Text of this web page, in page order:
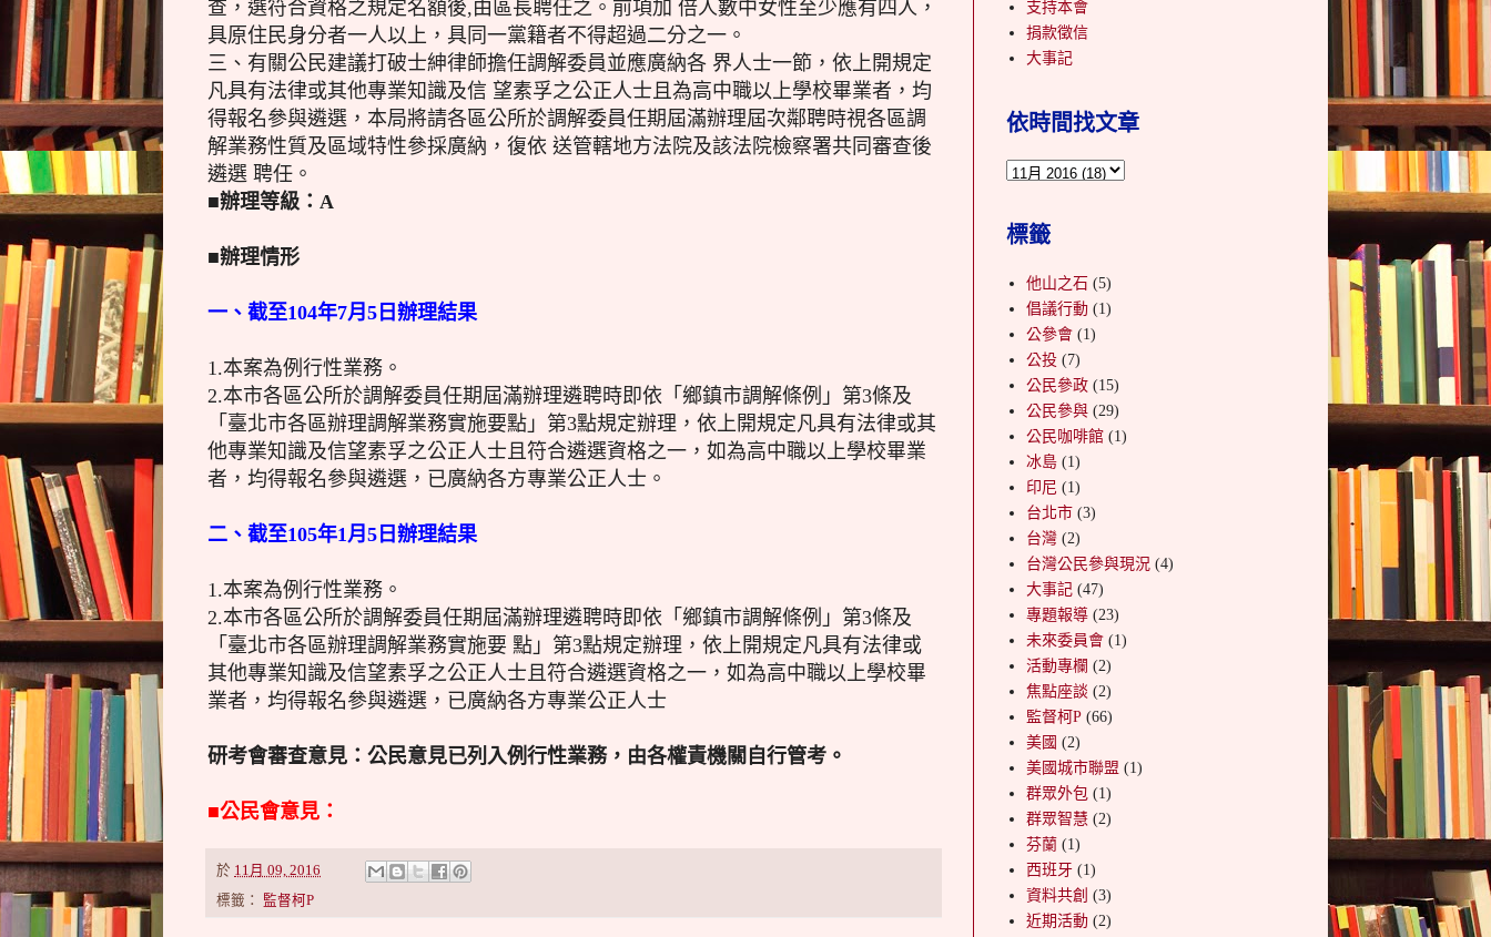
查，選符合資格之規定名額後,由區長聘任之。前項加 倍人數中女性至少應有四人，
具原住民身分者一人以上，具同一黨籍者不得超過二分之一。
三、有關公民建議打破士紳律師擔任調解委員並應廣納各 界人士一節，依上開規定
凡具有法律或其他專業知識及信 望素孚之公正人士且為高中職以上學校畢業者，均
得報名參與遴選，本局將請各區公所於調解委員任期屆滿辦理屆次鄰聘時視各區調
解業務性質及區域特性參採廣納，復依 送管轄地方法院及該法院檢察署共同審查後
遴選 聘任。
■辦理等級：A
■辦理情形
一、截至104年7月5日辦理結果
1.本案為例行性業務。
2.本市各區公所於調解委員任期屆滿辦理遴聘時即依「鄉鎮市調解條例」第3條及
「臺北市各區辦理調解業務實施要點」第3點規定辦理，依上開規定凡具有法律或其
他專業知識及信望素孚之公正人士且符合遴選資格之一，如為高中職以上學校畢業
者，均得報名參與遴選，已廣納各方專業公正人士。
二、截至105年1月5日辦理結果
1.本案為例行性業務。
2.本市各區公所於調解委員任期屆滿辦理遴聘時即依「鄉鎮市調解條例」第3條及
「臺北市各區辦理調解業務實施要 點」第3點規定辦理，依上開規定凡具有法律或
其他專業知識及信望素孚之公正人士且符合遴選資格之一，如為高中職以上學校畢
業者，均得報名參與遴選，已廣納各方專業公正人士
研考會審查意見：公民意見已列入例行性業務，由各權責機關自行管考。
■公民會意見：
於 11月 09, 2016
標籤： 監督柯P
支持本會
捐款徵信
大事記
依時間找文章
標籤
他山之石 (5)
倡議行動 (1)
公參會 (1)
公投 (7)
公民參政 (15)
公民參與 (29)
公民咖啡館 (1)
冰島 (1)
印尼 (1)
台北市 (3)
台灣 (2)
台灣公民參與現況 (4)
大事記 (47)
專題報導 (23)
未來委員會 (1)
活動專欄 (2)
焦點座談 (2)
監督柯P (66)
美國 (2)
美國城市聯盟 (1)
群眾外包 (1)
群眾智慧 (2)
芬蘭 (1)
西班牙 (1)
資料共創 (3)
近期活動 (2)